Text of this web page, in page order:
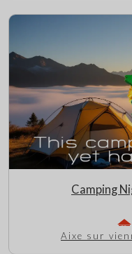
Camping
Aixe sur